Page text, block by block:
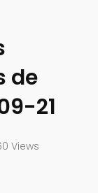
de
21
Views